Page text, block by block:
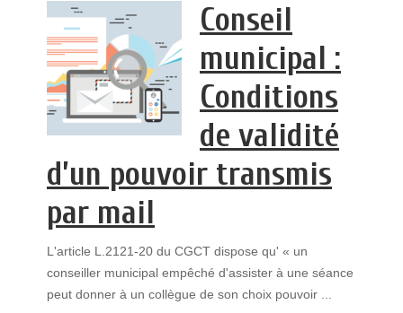
Conseil
municipal :
Conditions
de validité
d’un pouvoir transmis
par mail
L'article L.2121-20 du CGCT dispose qu' « un
conseiller municipal empêché d'assister à une séance
peut donner à un collègue de son choix pouvoir ...